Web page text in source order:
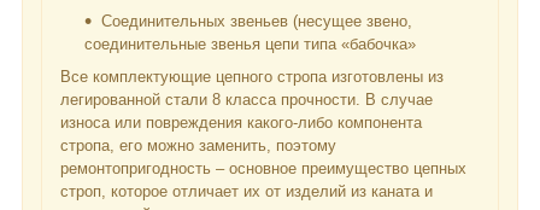
Соединительных звеньев (несущее звено,
соединительные звенья цепи типа «бабочка»
Все комплектующие цепного стропа изготовлены из
легированной стали 8 класса прочности. В случае
износа или повреждения какого-либо компонента
стропа, его можно заменить, поэтому
ремонтопригодность – основное преимущество цепных
строп, которое отличает их от изделий из каната и